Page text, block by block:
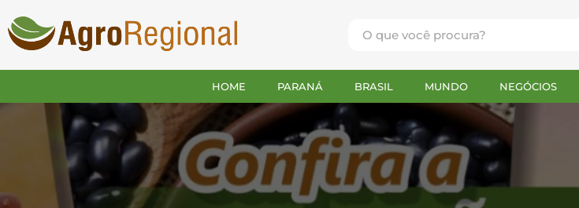
HOME PARANÁ BRASIL MUNDO NEGÓCIOS